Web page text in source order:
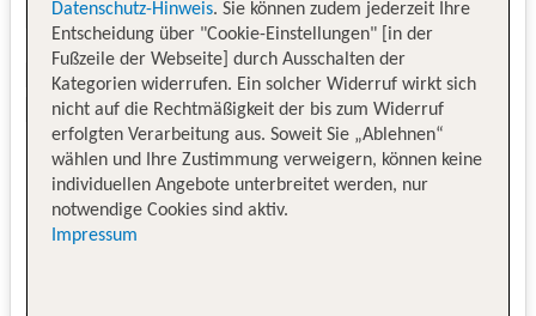
Datenschutz-Hinweis. Sie können zudem jederzeit Ihre
Entscheidung über "Cookie-Einstellungen" [in der
Fußzeile der Webseite] durch Ausschalten der
Kategorien widerrufen. Ein solcher Widerruf wirkt sich
nicht auf die Rechtmäßigkeit der bis zum Widerruf
erfolgten Verarbeitung aus. Soweit Sie „Ablehnen“
wählen und Ihre Zustimmung verweigern, können keine
individuellen Angebote unterbreitet werden, nur
notwendige Cookies sind aktiv.
Impressum